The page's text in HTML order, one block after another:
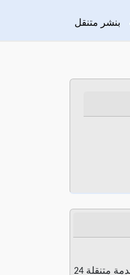
بنشر متنقل
تبديل بطاريات الوفرة – خدمة متنقلة 24